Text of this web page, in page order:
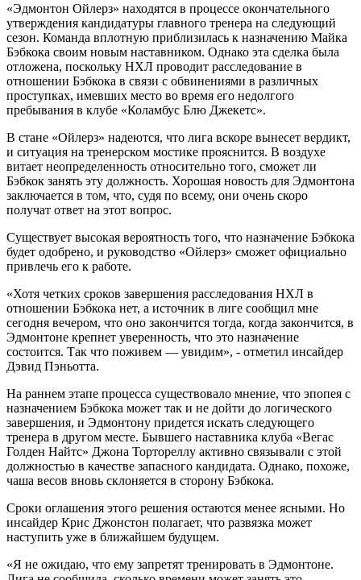
«Эдмонтон Ойлерз» находятся в процессе окончательного
утверждения кандидатуры главного тренера на следующий
сезон. Команда вплотную приблизилась к назначению Майка
Бэбкока своим новым наставником. Однако эта сделка была
отложена, поскольку НХЛ проводит расследование в
отношении Бэбкока в связи с обвинениями в различных
проступках, имевших место во время его недолгого
пребывания в клубе «Коламбус Блю Джекетс».
В стане «Ойлерз» надеются, что лига вскоре вынесет вердикт,
и ситуация на тренерском мостике прояснится. В воздухе
витает неопределенность относительно того, сможет ли
Бэбкок занять эту должность. Хорошая новость для Эдмонтона
заключается в том, что, судя по всему, они очень скоро
получат ответ на этот вопрос.
Существует высокая вероятность того, что назначение Бэбкока
будет одобрено, и руководство «Ойлерз» сможет официально
привлечь его к работе.
«Хотя четких сроков завершения расследования НХЛ в
отношении Бэбкока нет, а источник в лиге сообщил мне
сегодня вечером, что оно закончится тогда, когда закончится, в
Эдмонтоне крепнет уверенность, что это назначение
состоится. Так что поживем — увидим», - отметил инсайдер
Дэвид Пэньотта.
На раннем этапе процесса существовало мнение, что эпопея с
назначением Бэбкока может так и не дойти до логического
завершения, и Эдмонтону придется искать следующего
тренера в другом месте. Бывшего наставника клуба «Вегас
Голден Найтс» Джона Тортореллу активно связывали с этой
должностью в качестве запасного кандидата. Однако, похоже,
чаша весов вновь склоняется в сторону Бэбкока.
Сроки оглашения этого решения остаются менее ясными. Но
инсайдер Крис Джонстон полагает, что развязка может
наступить уже в ближайшем будущем.
«Я не ожидаю, что ему запретят тренировать в Эдмонтоне.